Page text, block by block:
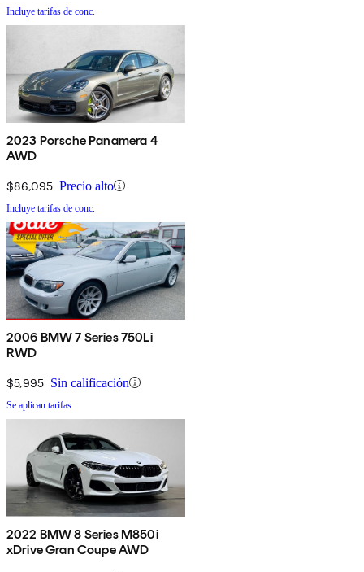
Incluye tarifas de conc.
2023 Porsche Panamera 4
AWD
$86,095 Precio alto
Incluye tarifas de conc.
2006 BMW 7 Series 750Li
RWD
$5,995 Sin calificación
Se aplican tarifas
2022 BMW 8 Series M850i
xDrive Gran Coupe AWD